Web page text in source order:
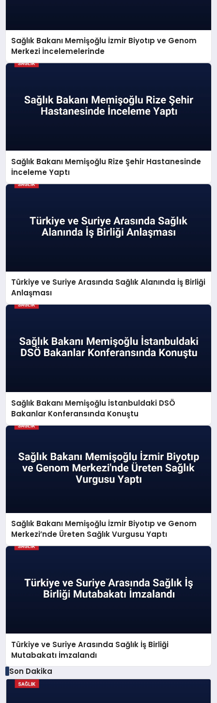
Sağlık Bakanı Memişoğlu İzmir Biyotıp ve Genom
Merkezi İncelemelerinde
Sağlık Bakanı Memişoğlu Rize Şehir Hastanesinde
İnceleme Yaptı
Türkiye ve Suriye Arasında Sağlık Alanında İş Birliği
Anlaşması
Sağlık Bakanı Memişoğlu İstanbuldaki DSÖ
Bakanlar Konferansında Konuştu
Sağlık Bakanı Memişoğlu İzmir Biyotıp ve Genom
Merkezi’nde Üreten Sağlık Vurgusu Yaptı
Türkiye ve Suriye Arasında Sağlık İş Birliği
Mutabakatı İmzalandı
Son Dakika